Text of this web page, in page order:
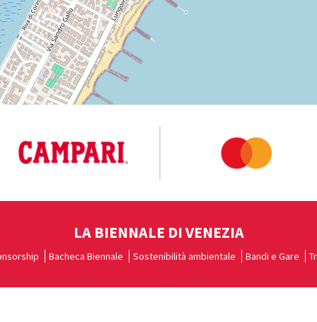
LA BIENNALE DI VENEZIA
Bacheca Biennale Sostenibilità ambientale Bandi e Gare